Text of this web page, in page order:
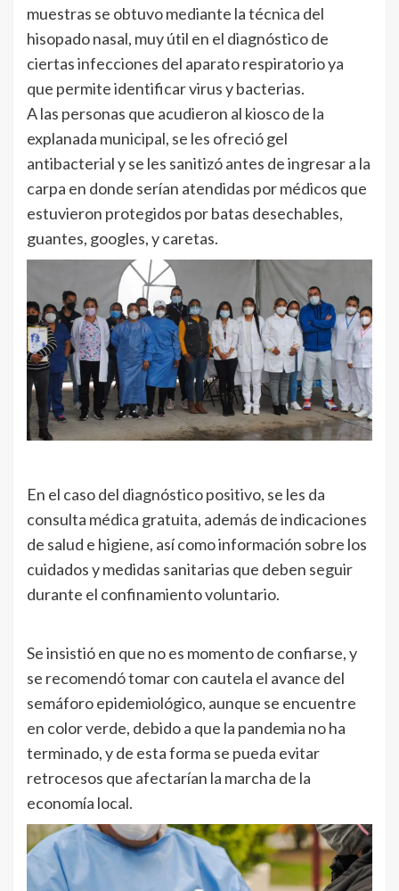
muestras se obtuvo mediante la técnica del
hisopado nasal, muy útil en el diagnóstico de
ciertas infecciones del aparato respiratorio ya
que permite identificar virus y bacterias.
A las personas que acudieron al kiosco de la
explanada municipal, se les ofreció gel
antibacterial y se les sanitizó antes de ingresar a la
carpa en donde serían atendidas por médicos que
estuvieron protegidos por batas desechables,
guantes, googles, y caretas.
En el caso del diagnóstico positivo, se les da
consulta médica gratuita, además de indicaciones
de salud e higiene, así como información sobre los
cuidados y medidas sanitarias que deben seguir
durante el confinamiento voluntario.
Se insistió en que no es momento de confiarse, y
se recomendó tomar con cautela el avance del
semáforo epidemiológico, aunque se encuentre
en color verde, debido a que la pandemia no ha
terminado, y de esta forma se pueda evitar
retrocesos que afectarían la marcha de la
economía local.